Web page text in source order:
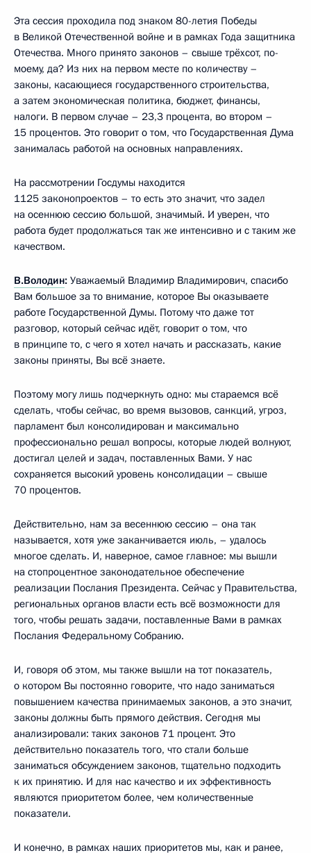
Эта сессия проходила под знаком 80-летия Победы
в Великой Отечественной войне и в рамках Года защитника
Отечества. Много принято законов – свыше трёхсот, по-
моему, да? Из них на первом месте по количеству –
законы, касающиеся государственного строительства,
а затем экономическая политика, бюджет, финансы,
налоги. В первом случае – 23,3 процента, во втором –
15 процентов. Это говорит о том, что Государственная Дума
занималась работой на основных направлениях.
На рассмотрении Госдумы находится
1125 законопроектов – то есть это значит, что задел
на осеннюю сессию большой, значимый. И уверен, что
работа будет продолжаться так же интенсивно и с таким же
качеством.
В.Володин: Уважаемый Владимир Владимирович, спасибо
Вам большое за то внимание, которое Вы оказываете
работе Государственной Думы. Потому что даже тот
разговор, который сейчас идёт, говорит о том, что
в принципе то, с чего я хотел начать и рассказать, какие
законы приняты, Вы всё знаете.
Поэтому могу лишь подчеркнуть одно: мы стараемся всё
сделать, чтобы сейчас, во время вызовов, санкций, угроз,
парламент был консолидирован и максимально
профессионально решал вопросы, которые людей волнуют,
достигал целей и задач, поставленных Вами. У нас
сохраняется высокий уровень консолидации – свыше
70 процентов.
Действительно, нам за весеннюю сессию – она так
называется, хотя уже заканчивается июль, – удалось
многое сделать. И, наверное, самое главное: мы вышли
на стопроцентное законодательное обеспечение
реализации Послания Президента. Сейчас у Правительства,
региональных органов власти есть всё возможности для
того, чтобы решать задачи, поставленные Вами в рамках
Послания Федеральному Собранию.
И, говоря об этом, мы также вышли на тот показатель,
о котором Вы постоянно говорите, что надо заниматься
повышением качества принимаемых законов, а это значит,
законы должны быть прямого действия. Сегодня мы
анализировали: таких законов 71 процент. Это
действительно показатель того, что стали больше
заниматься обсуждением законов, тщательно подходить
к их принятию. И для нас качество и их эффективность
являются приоритетом более, чем количественные
показатели.
И конечно, в рамках наших приоритетов мы, как и ранее,